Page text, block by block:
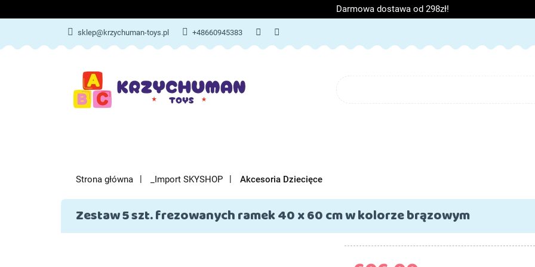
Darmowa dostawa od 298zł!
sklep@krzychuman-toys.pl +48660945383
ZABAWKI AKCESORIA DZIECIĘCE ARTYKUŁY SZKOLNE O NAS
Strona główna _Import SKYSHOP Akcesoria Dziecięce
Zestaw 5 szt. frezowanych ramek 40 x 60 cm w kolorze brązowym